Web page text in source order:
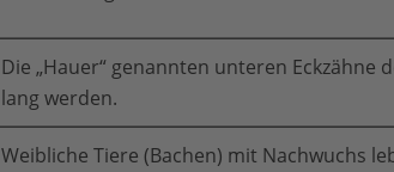
Die „Hauer“ genannten unteren Eckzähne
lang werden.
Weibliche Tiere (Bachen) mit Nachwuchs